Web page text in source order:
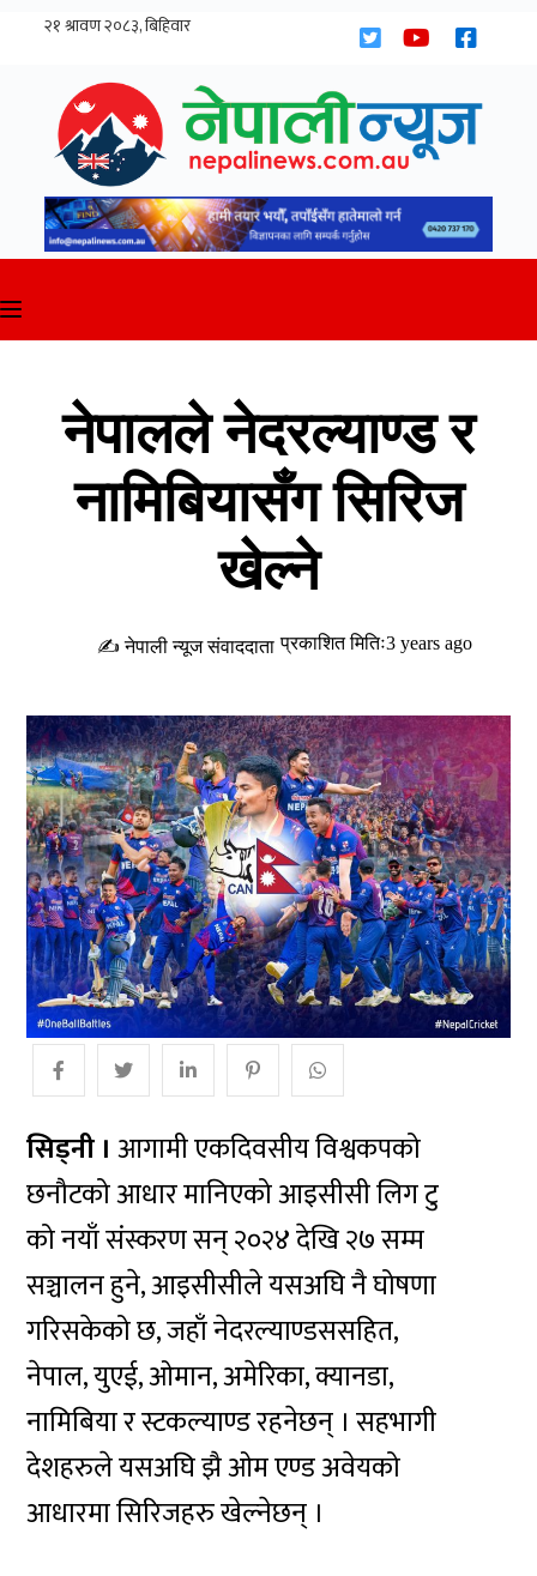
नेपालले नेदरल्याण्ड र
नामिबियासँग सिरिज
खेल्ने
✍ नेपाली न्यूज संवाददाता प्रकाशित मितिः3 years ago
सिड्नी । आगामी एकदिवसीय विश्वकपको
छनौटको आधार मानिएको आइसीसी लिग टु
को नयाँ संस्करण सन् २०२४ देखि २७ सम्म
सञ्चालन हुने, आइसीसीले यसअघि नै घोषणा
गरिसकेको छ, जहाँ नेदरल्याण्डससहित,
नेपाल, युएई, ओमान, अमेरिका, क्यानडा,
नामिबिया र स्टकल्याण्ड रहनेछन् । सहभागी
देशहरुले यसअघि झै ओम एण्ड अवेयको
आधारमा सिरिजहरु खेल्नेछन् ।